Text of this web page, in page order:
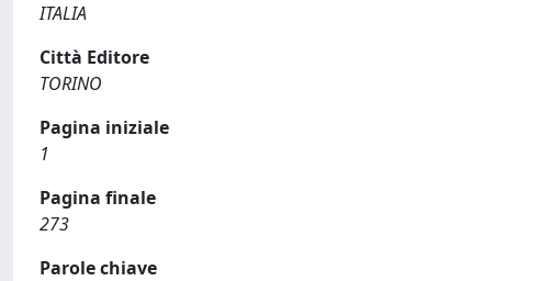
ITALIA
Città Editore
TORINO
Pagina iniziale
1
Pagina finale
273
Parole chiave